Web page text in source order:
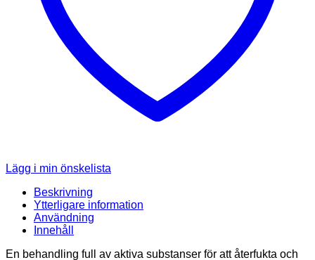
Lägg i min önskelista
Beskrivning
Ytterligare information
Användning
Innehåll
En behandling full av aktiva substanser för att återfukta och